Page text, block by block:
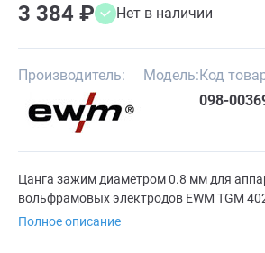
3 384 ₽ Нет в наличии
Производитель: Модель:Код
098-
Цанга зажим диаметром 0.8 мм для аппарата заточки
вольфрамовых электродов EWM TGM
Полное описание